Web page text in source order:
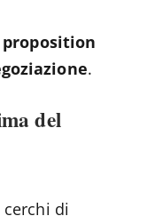
.
del
di